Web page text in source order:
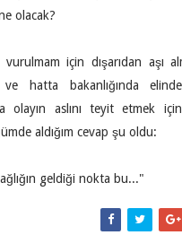
olacak?
için dışarıdan aşı
ve hatta bakanlığında elinde
olayın aslını teyit etmek
aldığım cevap şu oldu:
geldiği nokta bu..."